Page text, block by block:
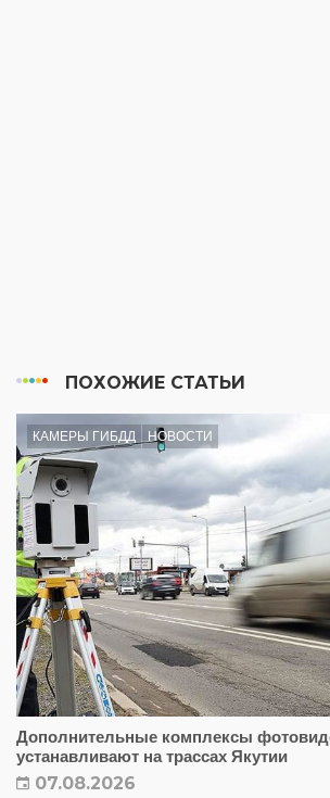
ПОХОЖИЕ СТАТЬИ
КАМЕРЫ ГИБДД НОВОСТИ
Дополнительные комплексы
устанавливают на трассах Якутии
07.08.2026